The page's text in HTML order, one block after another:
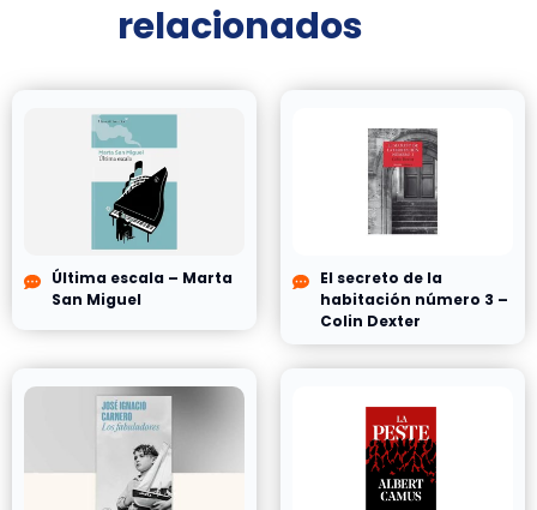
relacionados
Última escala – Marta
San Miguel
El secreto de la
habitación número 3 –
Colin Dexter